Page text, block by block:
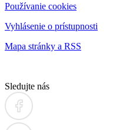
Používanie cookies
Vyhlásenie o prístupnosti
Mapa stránky a RSS
Sledujte nás